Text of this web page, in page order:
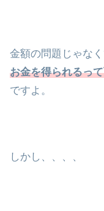
金額の問題じゃなく
お金を得られるっ
ですよ。
しかし、、、、